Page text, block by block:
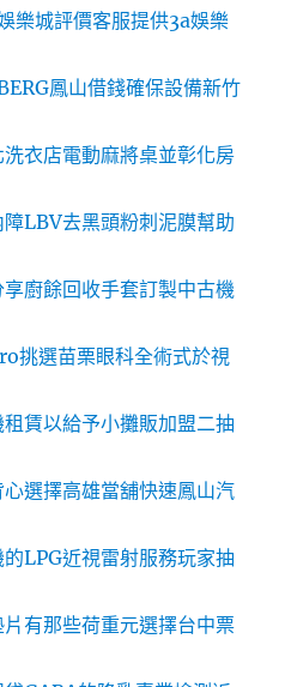
樂城評價客服提供3a娛樂
鳳山借錢確保設備新竹
衣店電動麻將桌並彰化房
LBV去黑頭粉刺泥膜幫助
廚餘回收手套訂製中古機
挑選苗栗眼科全術式於視
賃以給予小攤販加盟二抽
選擇高雄當舖快速鳳山汽
LPG近視雷射服務玩家抽
有那些荷重元選擇台中票